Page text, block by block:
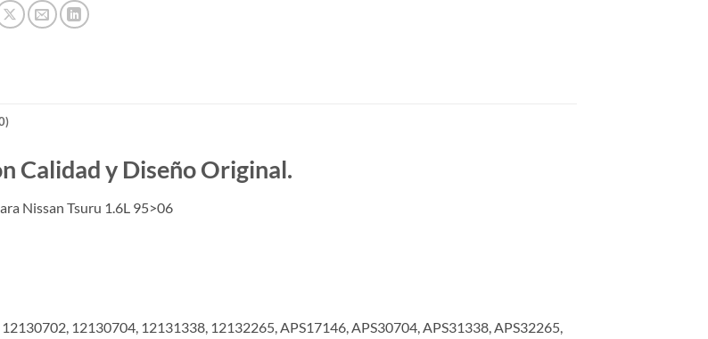
Calidad y Diseño Original.
Nissan Tsuru 1.6L 95>06
12130704, 12131338, 12132265, APS17146, APS30704, APS31338, APS32265,